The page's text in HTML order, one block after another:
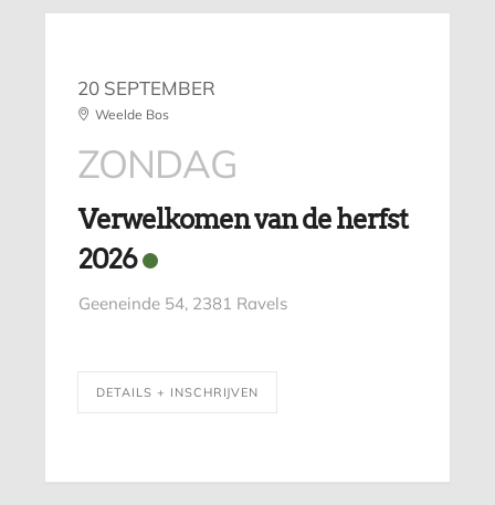
20 SEPTEMBER
Weelde Bos
ZONDAG
Verwelkomen van de herfst
2026
Geeneinde 54, 2381 Ravels
DETAILS + INSCHRIJVEN